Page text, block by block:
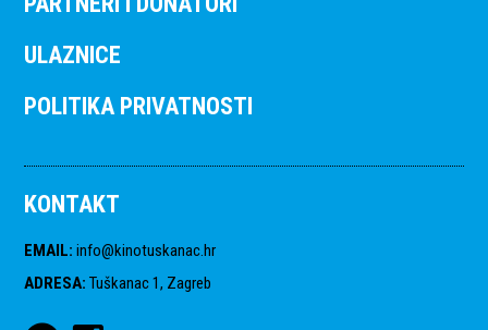
ULAZNICE
POLITIKA PRIVATNOSTI
KONTAKT
EMAIL: info@kinotuskanac.hr
ADRESA: Tuškanac 1, Zagreb